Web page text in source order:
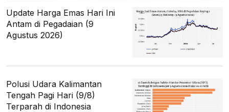
Update Harga Emas Hari Ini
Antam di Pegadaian (9
Agustus 2026)
Polusi Udara Kalimantan
Tengah Pagi Hari (9/8)
Terparah di Indonesia